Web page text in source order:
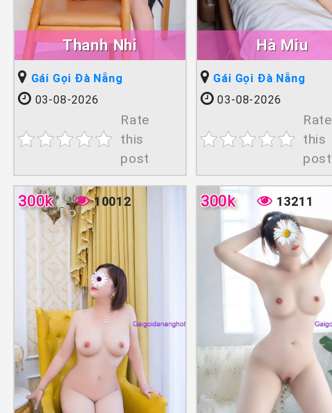
Thanh Nhi
Gái Gọi Đà Nẵng
03-08-2026
Rate
this
post
Hà Miu
Gái Gọi Đà Nẵng
03-08-2026
Rate
this
post
300k 10012 300k 13211